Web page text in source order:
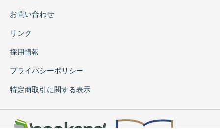
お問い合わせ
リンク
採用情報
プライバシーポリシー
特定商取引に関する表示